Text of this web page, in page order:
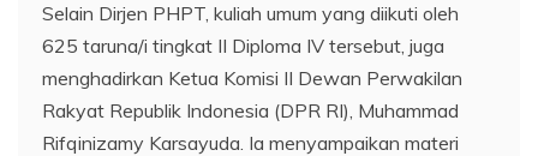
Selain Dirjen PHPT, kuliah umum yang diikuti oleh
625 taruna/i tingkat II Diploma IV tersebut, juga
menghadirkan Ketua Komisi II Dewan Perwakilan
Rakyat Republik Indonesia (DPR RI), Muhammad
Rifqinizamy Karsayuda. Ia menyampaikan materi